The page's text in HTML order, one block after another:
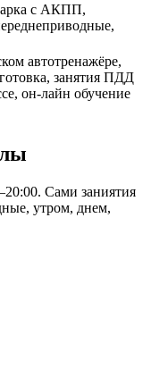
с АКПП,
автотренажёре,
занятия ПДД
он-лайн обучение
Сами заниятия
утром, днем,